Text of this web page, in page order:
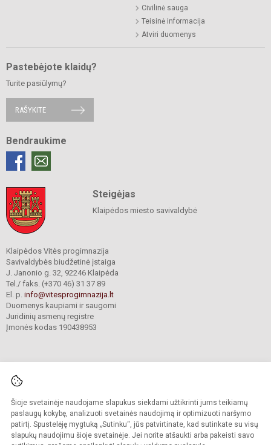
Šioje svetainėje naudojame slapukus siekdami užtikrinti jums teikiamų
paslaugų kokybę, analizuoti svetainės naudojimą ir optimizuoti naršymo
patirtį. Spustelėję mygtuką „Sutinku“, jūs patvirtinate, kad sutinkate su visų
slapukų naudojimu šioje svetainėje. Jei norite atšaukti arba pakeisti savo
Civilinė sauga
Teisinė informacija
Atviri duomenys
Pastebėjote klaidų?
Turite pasiūlymų?
RAŠYKITE
Bendraukime
Steigėjas
Klaipėdos miesto savivaldybė
Klaipėdos Vitės progimnazija
Savivaldybės biudžetinė įstaiga
J. Janonio g. 32, 92246 Klaipėda
Tel./ faks. (+370 46) 31 37 89
El. p. info@vitesprogimnazija.lt
Duomenys kaupiami ir saugomi
Juridinių asmenų registre
Įmonės kodas 190438953
© 2024. Klaipėdos Vitės progimnazija. Visos teisės saugomos.
Kopijuoti turinį be raštiško progimnazijos sutikimo griežtai draudžiama.
Prieinamumo paraiška Slapukų valdymas